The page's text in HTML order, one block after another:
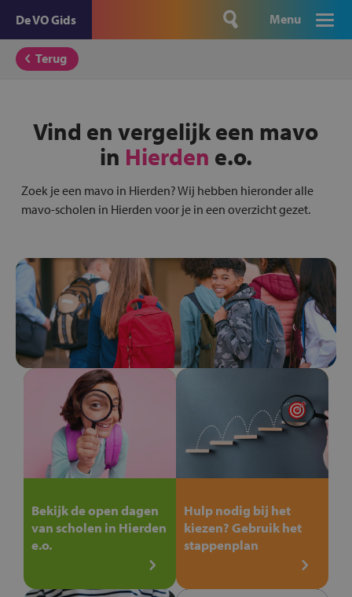
De VO Gids Menu
Terug
Vind en vergelijk een mavo
in Hierden e.o.
Zoek je een mavo in Hierden? Wij hebben hieronder alle
mavo-scholen in Hierden voor je in een overzicht gezet.
Bekijk de open dagen
van scholen in Hierden
e.o.
Hulp nodig bij het
kiezen? Gebruik het
stappenplan